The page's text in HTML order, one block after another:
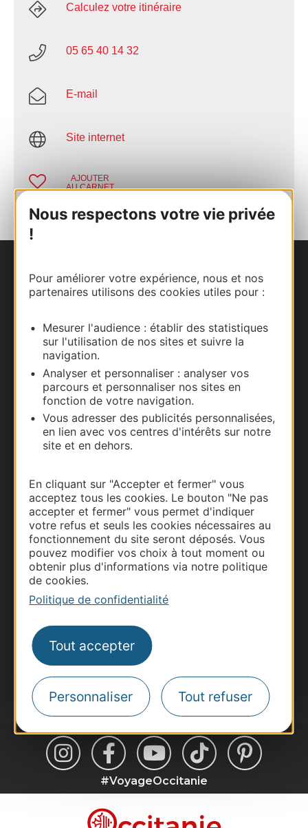
Nous respectons votre vie privée
!
Pour améliorer votre expérience, nous et nos
partenaires utilisons des cookies utiles pour :
Mesurer l'audience : établir des statistiques
sur l'utilisation de nos sites et suivre la
navigation.
Analyser et personnaliser : analyser vos
parcours et personnaliser nos sites en
fonction de votre navigation.
Vous adresser des publicités personnalisées,
en lien avec vos centres d'intérêts sur notre
site et en dehors.
En cliquant sur "Accepter et fermer" vous
acceptez tous les cookies. Le bouton "Ne pas
accepter et fermer" vous permet d'indiquer
votre refus et seuls les cookies nécessaires au
fonctionnement du site seront déposés. Vous
pouvez modifier vos choix à tout moment ou
obtenir plus d'informations via notre politique
de cookies.
Politique de confidentialité
Tout accepter
Personnaliser Tout refuser
Calculez votre itinéraire
05 65 40 14 32
E-mail
Site internet
AJOUTER
AU CARNET
Nous contacter
Documentation
Thermalisme
Business/Mice
Pros d'Occitanie
Site presse et d'influence
Voyagistes
Destination Sport
Inscrivez-vous à la lettre d'information
Destination Occitanie pour recevoir des
suggestions de séjours, de visites et de sorties.
Je m'abonne
#VoyageOccitanie